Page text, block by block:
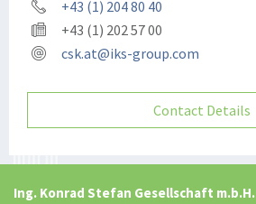
+43 (1) 204 80 40
+43 (1) 202 57 00
csk.at@iks-group.com
Contact Details
Ing. Konrad Stefan Gesellschaft m.b.H.